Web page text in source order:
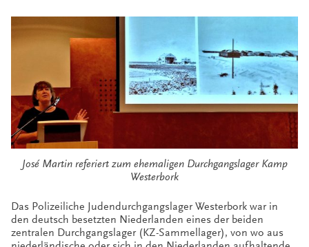
José Martin referiert zum ehemaligen Durchgangslager Kamp
Westerbork
Das Polizeiliche Judendurchgangslager Westerbork war in
den deutsch besetzten Niederlanden eines der beiden
zentralen Durchgangslager (KZ-Sammellager), von wo aus